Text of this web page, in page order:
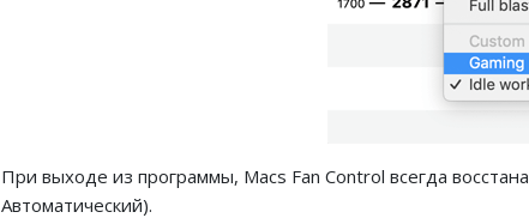
При выходе из программы, Macs Fan Control всегда
Автоматический).